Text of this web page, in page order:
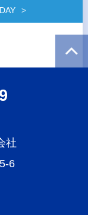
社
6